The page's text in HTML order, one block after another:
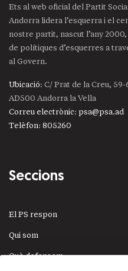
Ets al web oficial del Partit
Andorra lidera l’esquerra i el
nostre partit, nascut l’any
de polítiques d’esquerres a
al Govern.
Ubicació: C/ Prat de la Creu, 59-
AD500 Andorra la Vella
Correu electrònic: psa@psa.ad
Telèfon: 805260
Seccions
El PS respon
Qui som
Què defensem